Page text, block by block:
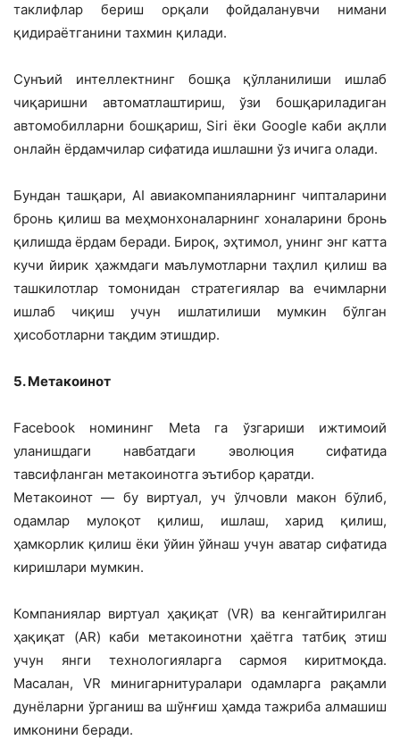
таклифлар бериш орқали фойдаланувчи нимани
қидираётганини тахмин қилади.
Сунъий интеллектнинг бошқа қўлланилиши ишлаб
чиқаришни автоматлаштириш, ўзи бошқариладиган
автомобилларни бошқариш, Siri ёки Google каби ақлли
онлайн ёрдамчилар сифатида ишлашни ўз ичига олади.
Бундан ташқари, AI авиакомпанияларнинг чипталарини
бронь қилиш ва меҳмонхоналарнинг хоналарини бронь
қилишда ёрдам беради. Бироқ, эҳтимол, унинг энг катта
кучи йирик ҳажмдаги маълумотларни таҳлил қилиш ва
ташкилотлар томонидан стратегиялар ва ечимларни
ишлаб чиқиш учун ишлатилиши мумкин бўлган
ҳисоботларни тақдим этишдир.
5. Метакоинот
Facebook номининг Meta га ўзгариши ижтимоий
уланишдаги навбатдаги эволюция сифатида
тавсифланган метакоинотга эътибор қаратди.
Метакоинот — бу виртуал, уч ўлчовли макон бўлиб,
одамлар мулоқот қилиш, ишлаш, харид қилиш,
ҳамкорлик қилиш ёки ўйин ўйнаш учун аватар сифатида
киришлари мумкин.
Компаниялар виртуал ҳақиқат (VR) ва кенгайтирилган
ҳақиқат (AR) каби метакоинотни ҳаётга татбиқ этиш
учун янги технологияларга сармоя киритмоқда.
Масалан, VR минигарнитуралари одамларга рақамли
дунёларни ўрганиш ва шўнғиш ҳамда тажриба алмашиш
имконини беради.